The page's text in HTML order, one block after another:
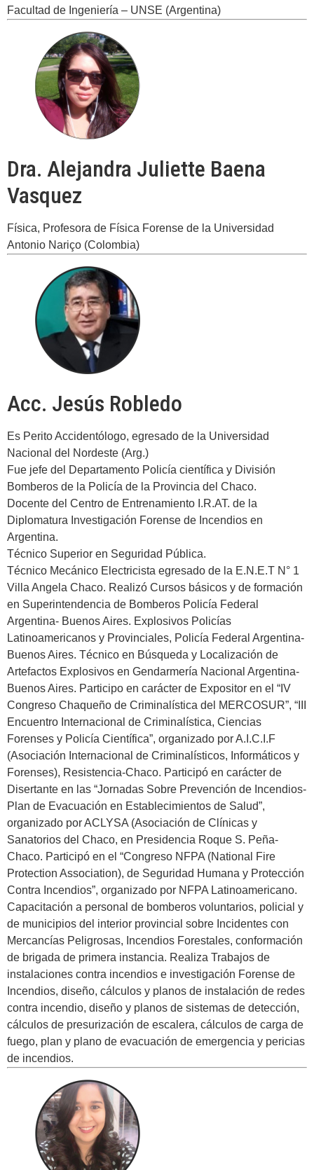
Facultad de Ingeniería – UNSE (Argentina)
Dra. Alejandra Juliette Baena
Vasquez
Física, Profesora de Física Forense de la Universidad
Antonio Nariço (Colombia)
Acc. Jesús Robledo
Es Perito Accidentólogo, egresado de la Universidad
Nacional del Nordeste (Arg.)
Fue jefe del Departamento Policía científica y División
Bomberos de la Policía de la Provincia del Chaco.
Docente del Centro de Entrenamiento I.R.AT. de la
Diplomatura Investigación Forense de Incendios en
Argentina.
Técnico Superior en Seguridad Pública.
Técnico Mecánico Electricista egresado de la E.N.E.T N° 1
Villa Angela Chaco. Realizó Cursos básicos y de formación
en Superintendencia de Bomberos Policía Federal
Argentina- Buenos Aires. Explosivos Policías
Latinoamericanos y Provinciales, Policía Federal Argentina-
Buenos Aires. Técnico en Búsqueda y Localización de
Artefactos Explosivos en Gendarmería Nacional Argentina-
Buenos Aires. Participo en carácter de Expositor en el “IV
Congreso Chaqueño de Criminalística del MERCOSUR”, “III
Encuentro Internacional de Criminalística, Ciencias
Forenses y Policía Científica”, organizado por A.I.C.I.F
(Asociación Internacional de Criminalísticos, Informáticos y
Forenses), Resistencia-Chaco. Participó en carácter de
Disertante en las “Jornadas Sobre Prevención de Incendios-
Plan de Evacuación en Establecimientos de Salud”,
organizado por ACLYSA (Asociación de Clínicas y
Sanatorios del Chaco, en Presidencia Roque S. Peña-
Chaco. Participó en el “Congreso NFPA (National Fire
Protection Association), de Seguridad Humana y Protección
Contra Incendios”, organizado por NFPA Latinoamericano.
Capacitación a personal de bomberos voluntarios, policial y
de municipios del interior provincial sobre Incidentes con
Mercancías Peligrosas, Incendios Forestales, conformación
de brigada de primera instancia. Realiza Trabajos de
instalaciones contra incendios e investigación Forense de
Incendios, diseño, cálculos y planos de instalación de redes
contra incendio, diseño y planos de sistemas de detección,
cálculos de presurización de escalera, cálculos de carga de
fuego, plan y plano de evacuación de emergencia y pericias
de incendios.